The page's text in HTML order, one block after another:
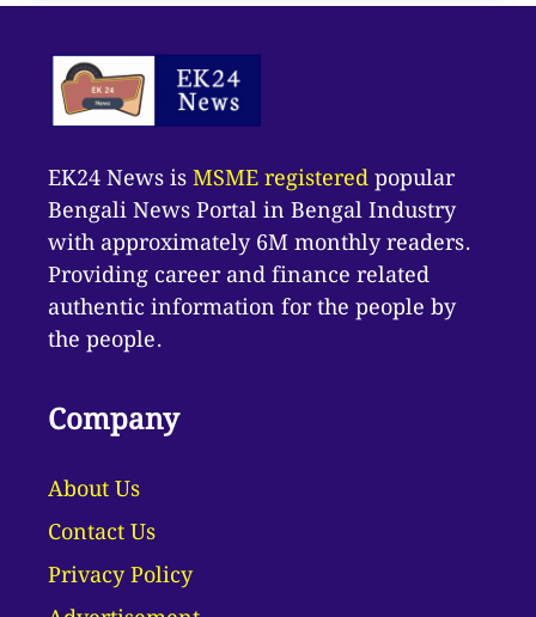
EK24 News isMSME registeredpopular
Bengali News Portal in Bengal Industry
with approximately 6M monthly readers.
Providing career and finance related
authentic information for the people by
the people.
Company
About Us
Contact Us
Privacy Policy